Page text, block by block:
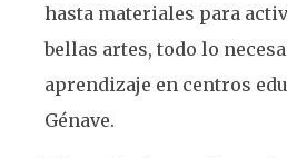
hasta materiales para
bellas artes, todo lo
aprendizaje en centros
Génave.